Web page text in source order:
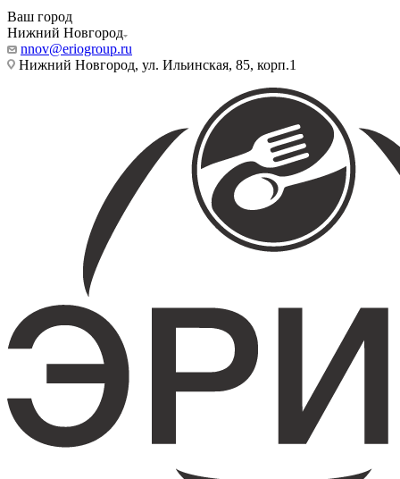
Ваш город
Нижний Новгород
nnov@eriogroup.ru
Нижний Новгород, ул. Ильинская, 85, корп.1